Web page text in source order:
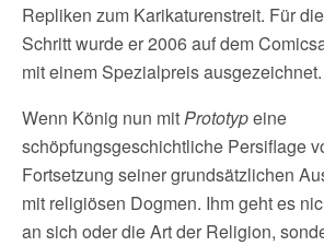
Repliken zum Karikaturenstreit. Für
Schritt wurde er 2006 auf dem
mit einem Spezialpreis ausgezeichnet.
Wenn König nun mitPrototypeine
schöpfungsgeschichtliche Persiflage
Fortsetzung seiner grundsätzlichen
mit religiösen Dogmen. Ihm geht es
an sich oder die Art der Religion,